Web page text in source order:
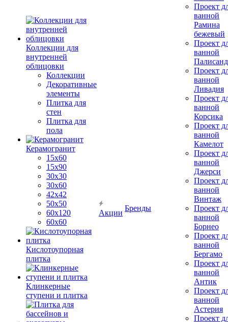
Коллекции для
внутренней
облицовки
Коллекции
Декоративные
элементы
Плитка для
стен
Плитка для
пола
Керамогранит
15х60
15x90
30х30
30х60
42х42
50х50
60х120
60х60
Кислотоупорная
плитка
Клинкерные
ступени и плитка
Акции
Бренды
Проект
ванной
Рамина
бежевый
Проект
ванной
Проект
ванной
Ливадия
Проект
ванной
Корсика
Проект
ванной
Камелот
Проект
ванной
Джерси
Проект
ванной
Винтаж
Проект
ванной
Борнео
Проект
ванной
Бергамо
Проект
ванной
Антик
Проект
ванной
Астерия
Проект